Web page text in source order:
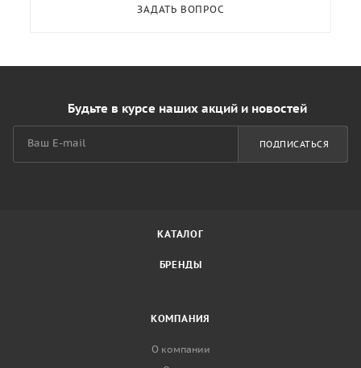
ЗАДАТЬ ВОПРОС
Будьте в курсе наших акций и новостей
ПОДПИСАТЬСЯ
КАТАЛОГ
БРЕНДЫ
КОМПАНИЯ
О компании